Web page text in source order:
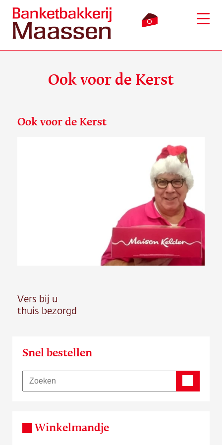
0
Ook voor de Kerst
Ook voor de Kerst
Vers bij u
thuis bezorgd
Snel bestellen
Winkelmandje